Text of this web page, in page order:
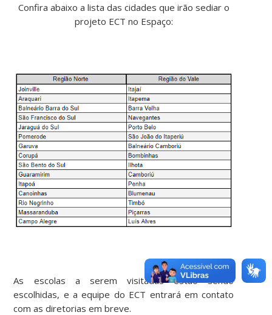
Confira abaixo a lista das cidades que irão sediar o
projeto ECT no Espaço:
As escolas a serem visitadas estão sendo
escolhidas, e a equipe do ECT entrará em contato
com as diretorias em breve.